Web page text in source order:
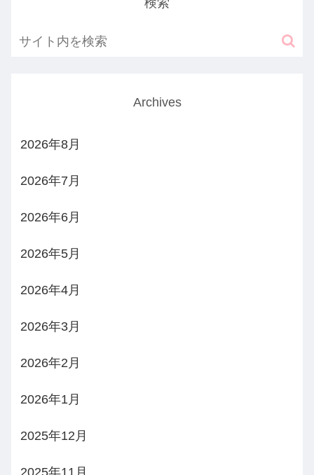
Archives
2026年8月
2026年7月
2026年6月
2026年5月
2026年4月
2026年3月
2026年2月
2026年1月
2025年12月
2025年11月